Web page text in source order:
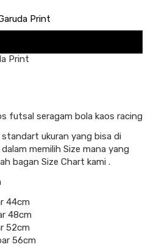
Print
ukuran yang bisa di
memilih Size mana yang
bagan Size Chart kami .
44cm
48cm
52cm
56cm